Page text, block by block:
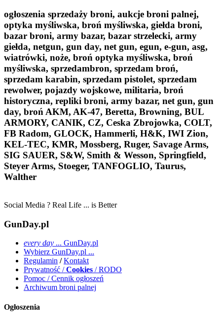
ogłoszenia sprzedaży broni, aukcje broni palnej,
optyka myśliwska, broń myśliwska, giełda broni,
bazar broni, army bazar, bazar strzelecki, army
giełda, netgun, gun day, net gun, egun, e-gun, asg,
wiatrówki, noże, broń optyka myśliwska, broń
myśliwska, sprzedambron, sprzedam broń,
sprzedam karabin, sprzedam pistolet, sprzedam
rewolwer, pojazdy wojskowe, militaria, broń
historyczna, repliki broni, army bazar, net gun, gun
day, broń AKM, AK-47, Beretta, Browning, BUL
ARMORY, CANIK, CZ, Ceska Zbrojowka, COLT,
FB Radom, GLOCK, Hammerli, H&K, IWI Zion,
KEL-TEC, KMR, Mossberg, Ruger, Savage Arms,
SIG SAUER, S&W, Smith & Wesson, Springfield,
Steyer Arms, Stoeger, TANFOGLIO, Taurus,
Walther
Social Media ? Real Life ... is Better
GunDay.pl
every day ... GunDay.pl
Wybierz GunDay.pl ...
Regulamin / Kontakt
Prywatność /Cookies / RODO
Pomoc / Cennik ogłoszeń
Archiwum broni palnej
Ogłoszenia